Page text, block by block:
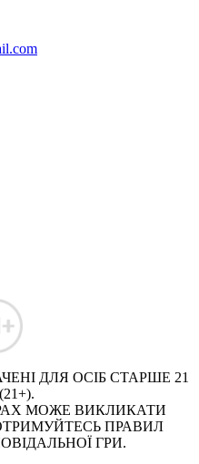
ДЛЯ ОСІБ СТАРШЕ 21
МОЖЕ ВИКЛИКАТИ
ПРАВИЛ
ГРИ.